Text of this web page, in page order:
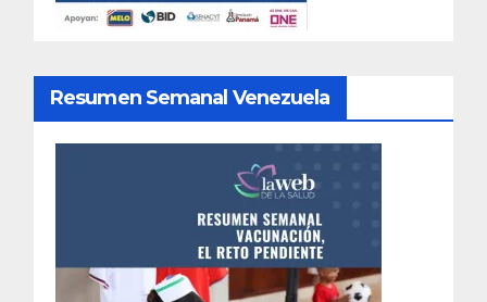
Resumen Semanal Venezuela